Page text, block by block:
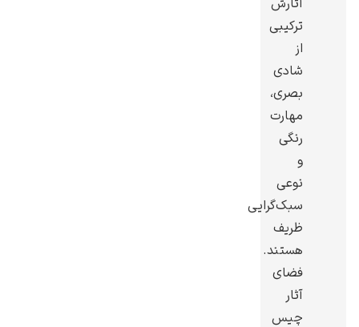
آثارش
ترکیبی
از
شادی
بصری،
مهارت
رنگی
و
نوعی
سبک‌گرایی
ظریف
هستند.
فضای
آثار
چیس